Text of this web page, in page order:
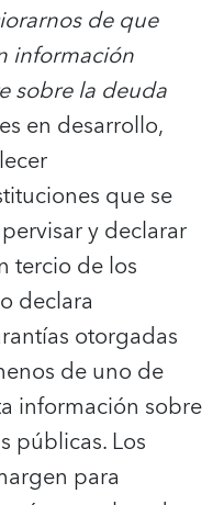
de que
información
sobre la deuda
en desarrollo,
que se
y declarar
tercio de los
declara
otorgadas
de uno de
información sobre
públicas. Los
para